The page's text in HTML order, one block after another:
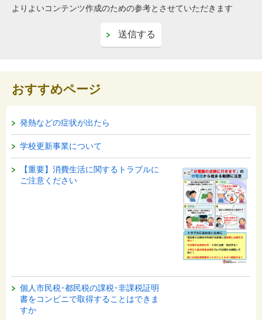
よりよいコンテンツ作成のための参考とさせていただきます
おすすめページ
発熱などの症状が出たら
学校更新事業について
【重要】消費生活に関するトラブルに
ご注意ください
個人市民税･都民税の課税･非課税証明
書をコンビニで取得することはできま
すか